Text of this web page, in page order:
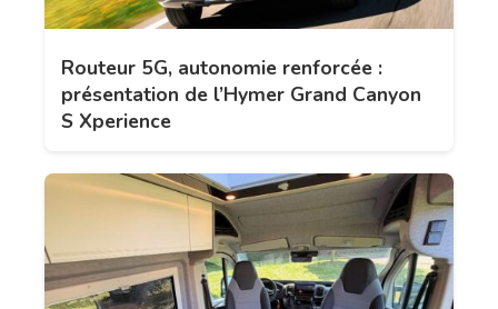
Routeur 5G, autonomie renforcée :
présentation de l’Hymer Grand Canyon
S Xperience